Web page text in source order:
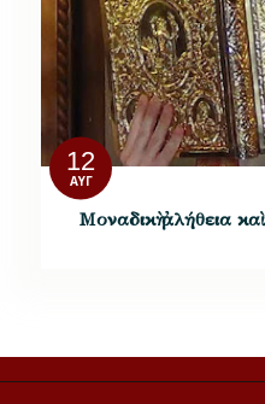
12
ΑΥΓ
Μοναδικὴ ἀλήθεια